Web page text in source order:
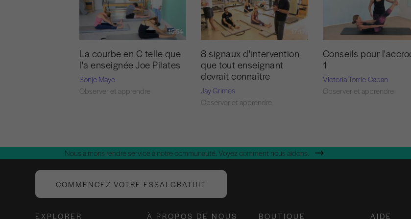
15:54
La courbe en C telle que
l'a enseignée Joe Pilates
Sonje Mayo
Observer et apprendre
17:17
8 signaux d'intervention
que tout enseignant
devrait connaître
Jay Grimes
Observer et apprendre
Conseils pour
1
Victoria Torrie-Capan
Observer et apprendre
Nous aimons rendre service à notre communauté. Voyez comment nous aidons.
COMMENCEZ VOTRE ESSAI GRATUIT
EXPLORER À PROPOS DE NOUS BOUTIQUE AIDE